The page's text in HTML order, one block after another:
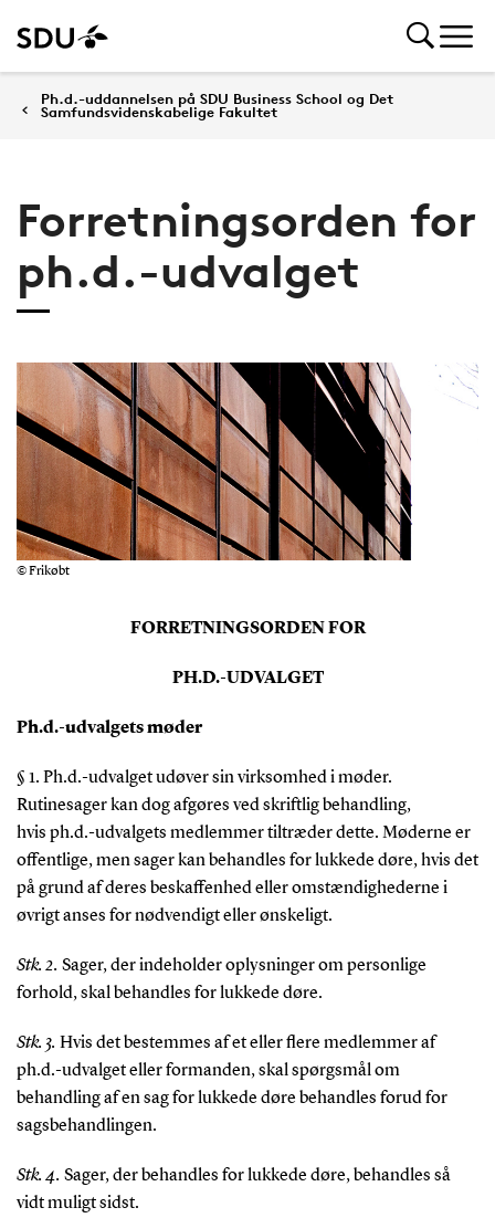
Ph.d.-uddannelsen på SDU Business School og Det
Samfundsvidenskabelige Fakultet
Forretningsorden for
ph.d.-udvalget
© Frikøbt
FORRETNINGSORDEN FOR
PH.D.-UDVALGET
Ph.d.-udvalgets møder
§ 1. Ph.d.-udvalget udøver sin virksomhed i møder.
Rutinesager kan dog afgøres ved skriftlig behandling,
hvis ph.d.-udvalgets medlemmer tiltræder dette. Møderne er
offentlige, men sager kan behandles for lukkede døre, hvis det
på grund af deres beskaffenhed eller omstændighederne i
øvrigt anses for nødvendigt eller ønskeligt.
Stk. 2. Sager, der indeholder oplysninger om personlige
forhold, skal behandles for lukkede døre.
Stk. 3. Hvis det bestemmes af et eller flere medlemmer af
ph.d.-udvalget eller formanden, skal spørgsmål om
behandling af en sag for lukkede døre behandles forud for
sagsbehandlingen.
Stk. 4. Sager, der behandles for lukkede døre, behandles så
vidt muligt sidst.